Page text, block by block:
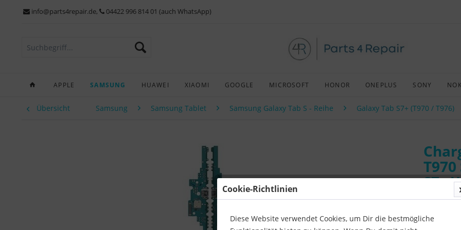
info@parts4repair.de, 04422 996 814 01 (auch WhatsApp)
APPLE SAMSUNG HUAWEI XIAOMI GOOGLE MICROSOFT HONOR ONEPLUS SONY
Übersicht Samsung Samsung Tablet Samsung Galaxy Tab S - Reihe Galaxy Tab S7+ (T970 / T976)
S7+
Cookie-Richtlinien
Diese Website verwendet Cookies, um Dir die bestmögliche